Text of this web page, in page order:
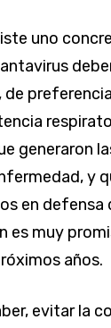
uno
generaron
y
en defensa
muy
años.
evitar la